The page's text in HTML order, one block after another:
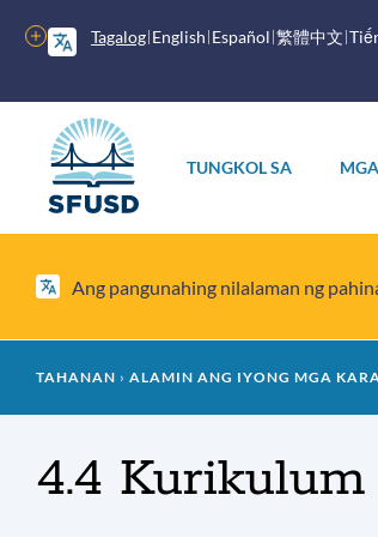
ang
pangunahing
Tagalog English Español 繁體中文
Higit
pang
opsyon
menu
TUNGKOL SA
Ang pangunahing nilalaman ng
Mumo
tinapay
TAHANAN ALAMIN ANG IYONG MGA
4.4